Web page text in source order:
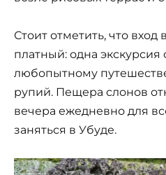
Стоит отметить, что
платный: одна экскурсия
любопытному
рупий. Пещера слонов
вечера ежедневно для
заняться в Убуде.